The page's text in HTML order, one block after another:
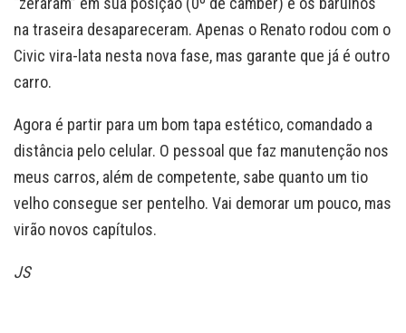
na traseira desapareceram. Apenas o Renato rodou com o
Civic vira-lata nesta nova fase, mas garante que já é outro
carro.
Agora é partir para um bom tapa estético, comandado a
distância pelo celular. O pessoal que faz manutenção nos
meus carros, além de competente, sabe quanto um tio
velho consegue ser pentelho. Vai demorar um pouco, mas
virão novos capítulos.
JS